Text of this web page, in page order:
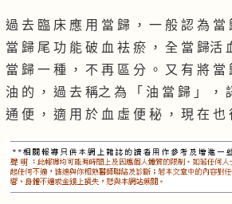
過 去 臨 床 應 用 當 歸 ， 一 般 認 為 當
當 歸 尾 功 能 破 血 袪 瘀 ， 全 當 歸活
當 歸 一 種 ， 不 再 區 分 。 又 有 將 當
油 的 ， 過 去 稱之 為 「 油 當 歸 」 ，
通 便 ， 適 用 於 血 虛 便 秘 ， 現 在 也